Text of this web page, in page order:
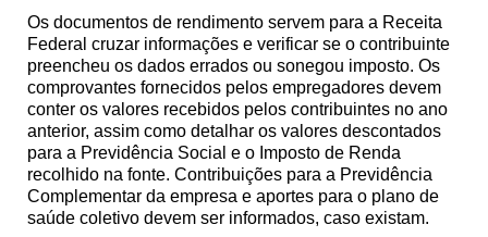
Os documentos de rendimento servem para a Receita
Federal cruzar informações e verificar se o contribuinte
preencheu os dados errados ou sonegou imposto. Os
comprovantes fornecidos pelos empregadores devem
conter os valores recebidos pelos contribuintes no ano
anterior, assim como detalhar os valores descontados
para a Previdência Social e o Imposto de Renda
recolhido na fonte. Contribuições para a Previdência
Complementar da empresa e aportes para o plano de
saúde coletivo devem ser informados, caso existam.